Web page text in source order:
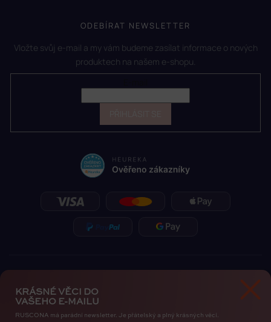
ODEBÍRAT NEWSLETTER
Vložte svůj e-mail a my vám budeme zasílat informace o nových
produktech na našem e-shopu.
KRÁSNÉ VĚCI DO
VAŠEHO E-MAILU
RUSCONA má parádní newsletter. Je přátelský a plný krásných věcí.